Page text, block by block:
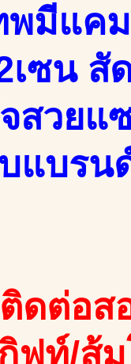
พมีแค
เซน สั
สวยแ
แบรน
ดต่อส
กิฟท์/ส้